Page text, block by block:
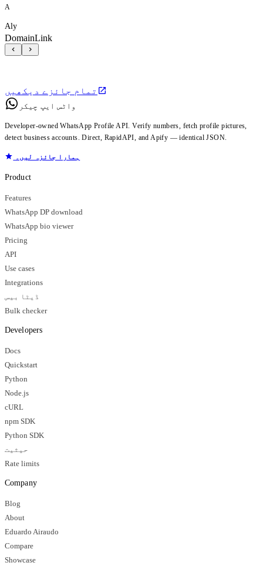
A
Aly
DomainLink
تمام جائزے دیکھیں
واٹس ایپ چیکر
Developer-owned WhatsApp Profile API. Verify numbers, fetch profile pictures,
detect business accounts. Direct, RapidAPI, and Apify — identical JSON.
ہمارا جائزہ لیں۔
Product
Features
WhatsApp DP download
WhatsApp bio viewer
Pricing
API
Use cases
Integrations
ڈیٹا بیس
Bulk checker
Developers
Docs
Quickstart
Python
Node.js
cURL
npm SDK
Python SDK
حیثیت
Rate limits
Company
Blog
About
Eduardo Airaudo
Compare
Showcase